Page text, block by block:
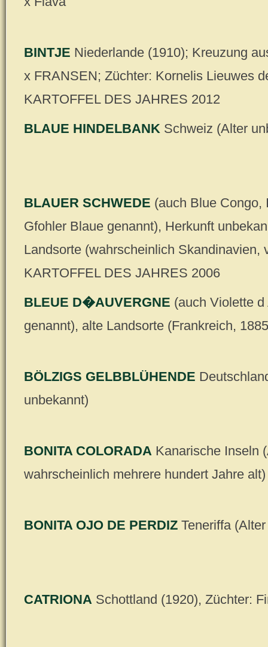
BINTJE Niederlande (1910); Kreuzung
x FRANSEN; Züchter: Kornelis Lieuwes
KARTOFFEL DES JAHRES 2012
BLAUE HINDELBANK Schweiz (Alter
BLAUER SCHWEDE (auch Blue Congo,
Gfohler Blaue genannt), Herkunft
Landsorte (wahrscheinlich Skandinavien,
KARTOFFEL DES JAHRES 2006
BLEUE D�AUVERGNE (auch Violette
genannt), alte Landsorte (Frankreich,
BÖLZIGS GELBBLÜHENDE
unbekannt)
BONITA COLORADA Kanarische Inseln
wahrscheinlich mehrere hundert Jahre alt)
BONITA OJO DE PERDIZ Teneriffa
CATRIONA Schottland (1920), Züchter: